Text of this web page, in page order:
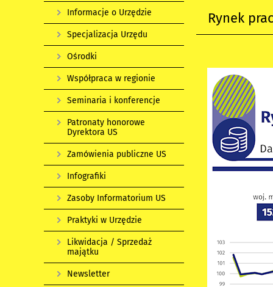
Rynek
Informacje o Urzędzie
Specjalizacja Urzędu
Ośrodki
Współpraca w regionie
Seminaria i konferencje
Patronaty honorowe
Dyrektora US
Zamówienia publiczne US
Infografiki
Zasoby Informatorium US
Praktyki w Urzędzie
Likwidacja / Sprzedaż
majątku
Newsletter